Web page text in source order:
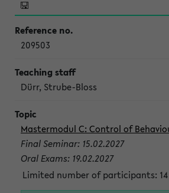
209503
Dürr, Strube-Bloss
Mastermodul C: Control of
Final Seminar: 15.02.2027
Oral Exams: 19.02.2027
Limited number of participants: 14